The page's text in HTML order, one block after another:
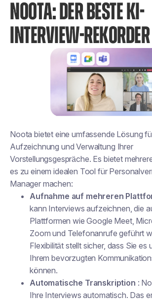
NOOTA: DER BESTE KI-
INTERVIEW-REKORDER
Noota bietet eine umfassende Lösung
Aufzeichnung und Verwaltung Ihrer
Vorstellungsgespräche. Es bietet
es zu einem idealen Tool für
Manager machen:
Aufnahme auf mehreren
kann Interviews aufzeichnen, die
Plattformen wie Google Meet,
Zoom und Telefonanrufe geführt
Flexibilität stellt sicher, dass Sie es
Ihrem bevorzugten
können.
Automatische Transkription :
Ihre Interviews automatisch. Das